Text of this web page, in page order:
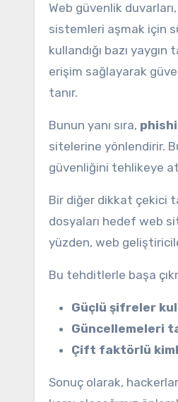
Web güvenlik
sistemleri aşmak için
kullandığı bazı
erişim sağlayarak
tanır.
Bunun yanı sıra,
sitelerine yönlendirir.
güvenliğini tehlikeye
Bir diğer dikkat çekici
dosyaları hedef web
yüzden, web
Bu tehditlerle başa
Güçlü şifreler
Güncellemeleri
Çift faktörlü
Sonuç olarak,